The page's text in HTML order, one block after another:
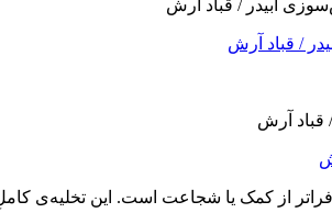
/ قباد آرش
فراتر از کمک یا شجاعت است. این تخلیه‌ی